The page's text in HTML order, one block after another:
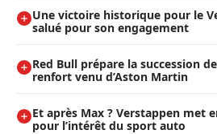
Une victoire historique pour le
salué pour son engagement
Red Bull prépare la succession
renfort venu d’Aston Martin
Et après Max ? Verstappen met
pour l’intérêt du sport auto